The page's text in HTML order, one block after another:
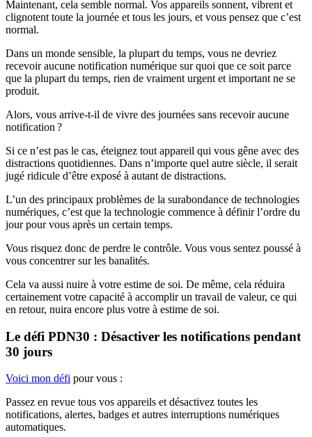
Maintenant, cela semble normal. Vos appareils sonnent, vibrent et
clignotent toute la journée et tous les jours, et vous pensez que c’est
normal.
Dans un monde sensible, la plupart du temps, vous ne devriez
recevoir aucune notification numérique sur quoi que ce soit parce
que la plupart du temps, rien de vraiment urgent et important ne se
produit.
Alors, vous arrive-t-il de vivre des journées sans recevoir aucune
notification ?
Si ce n’est pas le cas, éteignez tout appareil qui vous gêne avec des
distractions quotidiennes. Dans n’importe quel autre siècle, il serait
jugé ridicule d’être exposé à autant de distractions.
L’un des principaux problèmes de la surabondance de technologies
numériques, c’est que la technologie commence à définir l’ordre du
jour pour vous après un certain temps.
Vous risquez donc de perdre le contrôle. Vous vous sentez poussé à
vous concentrer sur les banalités.
Cela va aussi nuire à votre estime de soi. De même, cela réduira
certainement votre capacité à accomplir un travail de valeur, ce qui
en retour, nuira encore plus votre à estime de soi.
Le défi PDN30 : Désactiver les notifications pendant
30 jours
Voici mon défi pour vous :
Passez en revue tous vos appareils et désactivez toutes les
notifications, alertes, badges et autres interruptions numériques
automatiques.